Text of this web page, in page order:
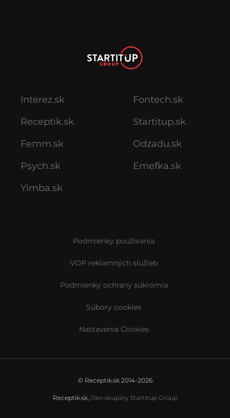
Interez.sk
Receptik.sk
Femm.sk
Psych.sk
Yimba.sk
Fontech.sk
Startitup.sk
Odzadu.sk
Emefka.sk
Podmienky používania
VOP reklamných služieb
Podmienky ochrany súkromia
Súbory cookies
Nastavenia Cookies
© Receptik.sk 2014-2026
Receptik.sk, člen skupiny Startitup Group